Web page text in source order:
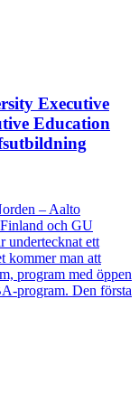
Executive
Education
– Aalto
och GU
undertecknat ett
kommer man att
program med öppen
program. Den första